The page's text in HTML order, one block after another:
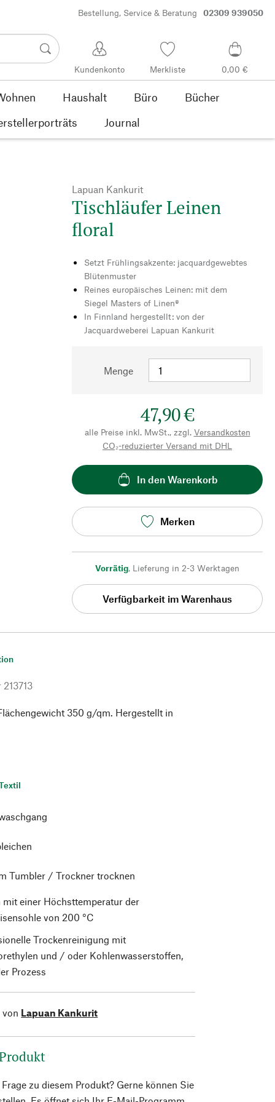
Bestellung, Service & Beratung 02309 939050
Kundenkonto Merkliste 0,00 €
Haushalt Büro
Bücher
Journal
Lapuan Kankurit
Tischläufer Leinen
floral
Setzt Frühlingsakzente: jacquardgewebtes
Blütenmuster
Reines europäisches Leinen: mit dem
Siegel Masters of Linen®
In Finnland hergestellt: von der
Jacquardweberei Lapuan Kankurit
Menge
47,90 €
alle Preise inkl. MwSt., zzgl. Versandkosten
CO₂-reduzierter Versand mit DHL
In den Warenkorb
Merken
Vorrätig, Lieferung in 2-3 Werktagen
Verfügbarkeit im Warenhaus
213713
350 g/qm. Hergestellt in
Tumbler / Trockner trocknen
mit einer Höchsttemperatur der
von 200 °C
Trockenreinigung mit
und / oder Kohlenwasserstoffen,
Prozess
von Lapuan Kankurit
zu diesem Produkt? Gerne können Sie